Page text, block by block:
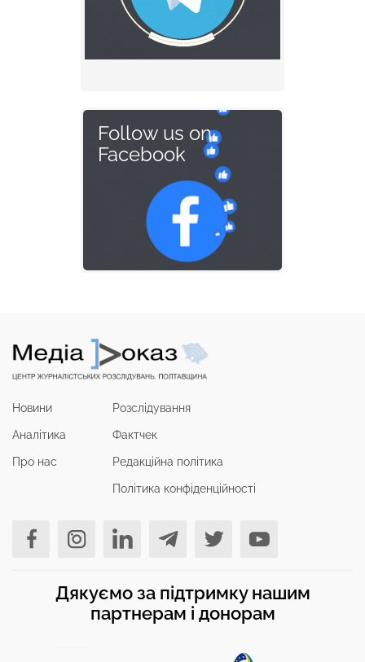
Follow us on
Facebook
Новини
Аналітика
Про нас
Розслідування
Фактчек
Редакційна політика
Політика конфіденційності
Дякуємо за підтримку нашим
партнерам і донорам